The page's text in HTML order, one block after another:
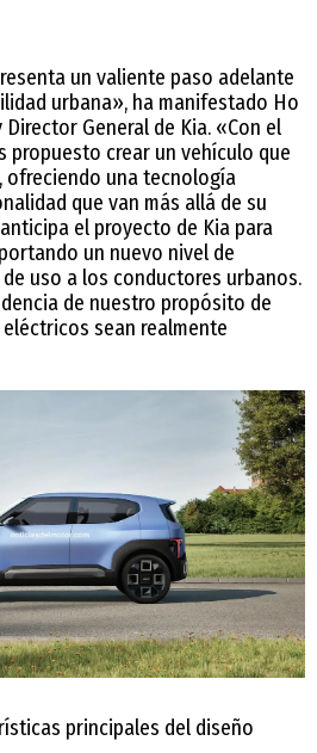
un valiente paso adelante
urbana», ha manifestado Ho
General de Kia. «Con el
propuesto crear un vehículo que
ofreciendo una tecnología
que van más allá de su
el proyecto de Kia para
un nuevo nivel de
uso a los conductores urbanos.
de nuestro propósito de
sean realmente
principales del diseño